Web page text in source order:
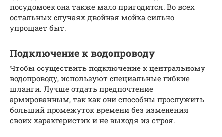
посудомоек она также мало пригодится. Во всех
остальных случаях двойная мойка сильно
упрощает быт.
Подключение к водопроводу
Чтобы осуществить подключение к центральному
водопроводу, используют специальные гибкие
шланги. Лучше отдать предпочтение
армированным, так как они способны прослужить
больший промежуток времени без изменения
своих характеристик и не выходя из строя.